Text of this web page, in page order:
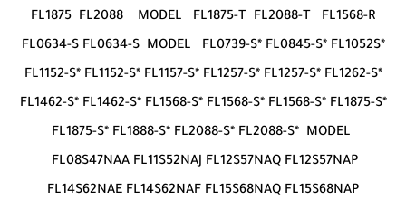
FL1875 FL2088 MODEL FL1875-T FL2088-T FL1568-R
FL0634-S FL0634-S MODEL FL0739-S* FL0845-S* FL1052S*
FL1152-S* FL1152-S* FL1157-S* FL1257-S* FL1257-S* FL1262-S*
FL1462-S* FL1462-S* FL1568-S* FL1568-S* FL1568-S* FL1875-S*
FL1875-S* FL1888-S* FL2088-S* FL2088-S* MODEL
FL08S47NAA FL11S52NAJ FL12S57NAQ FL12S57NAP
FL14S62NAE FL14S62NAF FL15S68NAQ FL15S68NAP